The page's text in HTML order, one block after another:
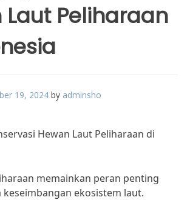
Laut Peliharaan
19, 2024 by adminsho
Hewan Laut Peliharaan di
memainkan peran penting
keseimbangan ekosistem laut.